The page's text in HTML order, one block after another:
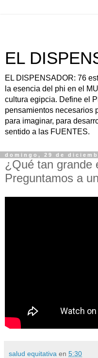
EL
EL DISPENSADOR: 76
la esencia del phi en el
cultura egipcia. Define el
pensamientos necesarios
para imaginar, para
sentido a las FUENTES.
domingo, 29 de
¿Qué tan grande
Preguntamos a
salud equitativa en 5:30